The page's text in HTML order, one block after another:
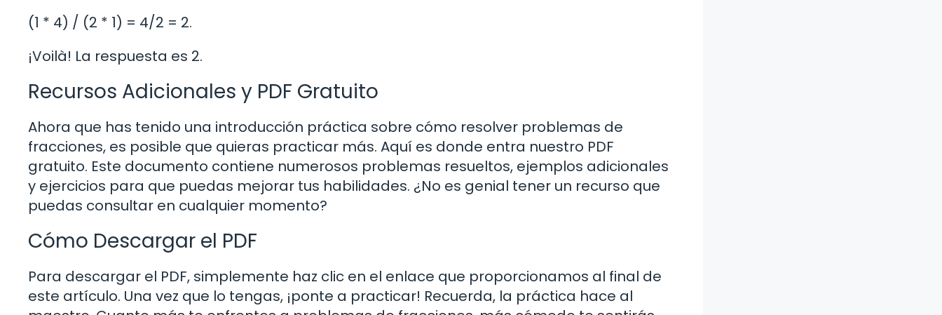
(1 * 4) / (2 * 1) = 4/2 = 2.
¡Voilà! La respuesta es 2.
Recursos Adicionales y PDF Gratuito
Ahora que has tenido una introducción práctica sobre cómo resolver problemas de
fracciones, es posible que quieras practicar más. Aquí es donde entra nuestro PDF
gratuito. Este documento contiene numerosos problemas resueltos, ejemplos adicionales
y ejercicios para que puedas mejorar tus habilidades. ¿No es genial tener un recurso que
puedas consultar en cualquier momento?
Cómo Descargar el PDF
Para descargar el PDF, simplemente haz clic en el enlace que proporcionamos al final de
este artículo. Una vez que lo tengas, ¡ponte a practicar! Recuerda, la práctica hace al